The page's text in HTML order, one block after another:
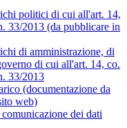
politici di cui all'art. 14,
33/2013 (da pubblicare in
di amministrazione, di
di cui all'art. 14, co.
33/2013
(documentazione da
web)
dei dati